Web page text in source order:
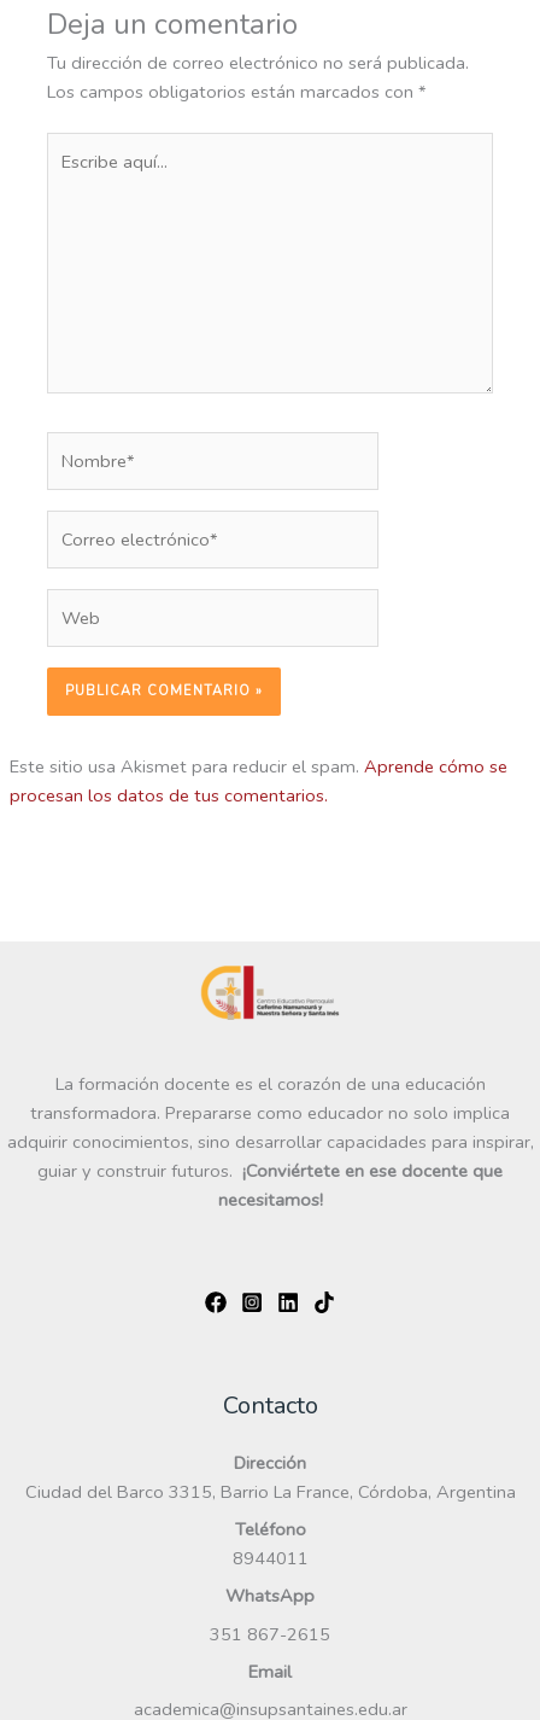
Deja un comentario
Tu dirección de correo electrónico no será publicada.
Los campos obligatorios están marcados con*
aquí...
electrónico*
Este sitio usa Akismet para reducir el spam. Aprende cómo se
procesan los datos de tus comentarios.
La formación docente es el corazón de una educación
transformadora. Prepararse como educador no solo implica
adquirir conocimientos, sino desarrollar capacidades para inspirar,
guiar y construir futuros. ¡Conviértete en ese docente que
necesitamos!
Contacto
Dirección
Ciudad del Barco 3315, Barrio La France, Córdoba, Argentina
Teléfono
8944011
WhatsApp
351 867-2615
Email
academica@insupsantaines.edu.ar